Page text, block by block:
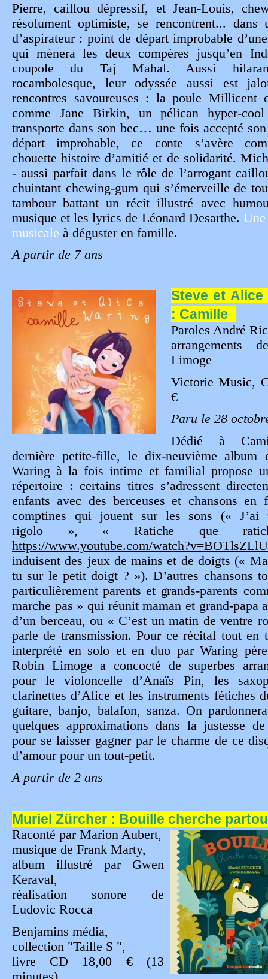
Pierre, caillou dépressif, et Jean-Louis,
résolument optimiste, se rencontrent... dans
d’aspirateur : point de départ improbable
qui mènera les deux compères jusqu’en
coupole du Taj Mahal. Aussi
rocambolesque, leur odyssée aussi est
rencontres savoureuses : la poule Millicent
comme Jane Birkin, un pélican hyper-
transporte dans son bec… une fois accepté
départ improbable, ce conte s’avère
chouette histoire d’amitié et de solidarité.
- aussi parfait dans le rôle de l’arrogant
chuintant chewing-gum qui s’émerveille de
tambour battant un récit illustré avec
musique et les lyrics de Léonard Desarthe.
musicale à déguster en famille.
A partir de 7 ans
Steve et Alice
: Camille
Paroles André
arrangements
Limoge
Victorie Music,
€
Paru le 28
Dédié à
dernière petite-fille, le dix-neuvième album
Waring à la fois intime et familial propose
répertoire : certains titres s’adressent
enfants avec des berceuses et chansons en
comptines qui jouent sur les sons (« J’ai
rigolo », « Ratiche que
https://www.youtube.com/
induisent des jeux de mains et de doigts («
tu sur le petit doigt ? »). D’autres chansons
particulièrement parents et grands-parents
marche pas » qui réunit maman et grand-papa
d’un berceau, ou « C’est un matin de ventre
parle de transmission. Pour ce récital tout en
interprété en solo et en duo par Waring
Robin Limoge a concocté de superbes
pour le violoncelle d’Anaïs Pin, les
clarinettes d’Alice et les instruments fétiches
guitare, banjo, balafon, sanza. On
quelques approximations dans la justesse
pour se laisser gagner par le charme de ce
d’amour pour un tout-petit.
A partir de 2 ans
Muriel Zürcher : Bouille cherche
Raconté par Marion Aubert,
musique de Frank Marty,
album illustré par Gwen
Keraval,
réalisation sonore de
Ludovic Rocca
Benjamins média,
collection "Taille S ",
livre CD 18,00 € (13